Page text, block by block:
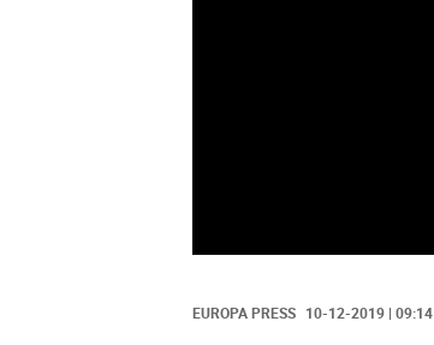
EUROPA PRESS 10-12-2019 | 09:14